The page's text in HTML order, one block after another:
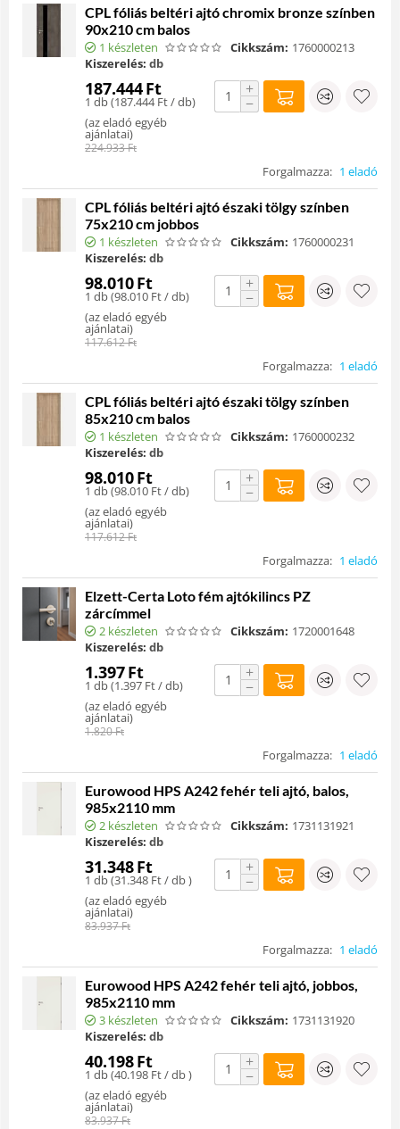
CPL fóliás beltéri ajtó chromix bronze színben
90x210 cm balos
1 készleten Cikkszám: 1760000213
Kiszerelés: db
187.444Ft
1 db (187.444Ft/ db)
(az eladó egyéb
ajánlatai)
224.933Ft
+
−
Forgalmazza: 1 eladó
CPL fóliás beltéri ajtó északi tölgy színben
75x210 cm jobbos
1 készleten Cikkszám: 1760000231
Kiszerelés: db
98.010Ft
1 db (98.010 Ft/ db)
(az eladó egyéb
ajánlatai)
117.612Ft
+
−
Forgalmazza: 1 eladó
CPL fóliás beltéri ajtó északi tölgy színben
85x210 cm balos
1 készleten Cikkszám: 1760000232
Kiszerelés: db
98.010Ft
1 db (98.010 Ft/ db)
(az eladó egyéb
ajánlatai)
117.612Ft
+
−
Forgalmazza: 1 eladó
Elzett-Certa Loto fém ajtókilincs PZ
zárcímmel
2 készleten Cikkszám: 1720001648
Kiszerelés: db
1.397Ft
1 db (1.397 Ft/ db)
(az eladó egyéb
ajánlatai)
1.820Ft
+
−
Forgalmazza: 1 eladó
Eurowood HPS A242 fehér teli ajtó, balos,
985x2110 mm
2 készleten Cikkszám: 1731131921
Kiszerelés: db
31.348Ft
1 db (31.348 Ft/ db )
(az eladó egyéb
ajánlatai)
83.937Ft
+
−
Forgalmazza: 1 eladó
Eurowood HPS A242 fehér teli ajtó, jobbos,
985x2110 mm
3 készleten Cikkszám: 1731131920
Kiszerelés: db
40.198Ft
1 db (40.198 Ft/ db )
(az eladó egyéb
ajánlatai)
83.937Ft
+
−